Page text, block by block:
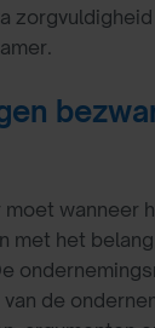
zorgvuldigheid
wanneer
met het
de